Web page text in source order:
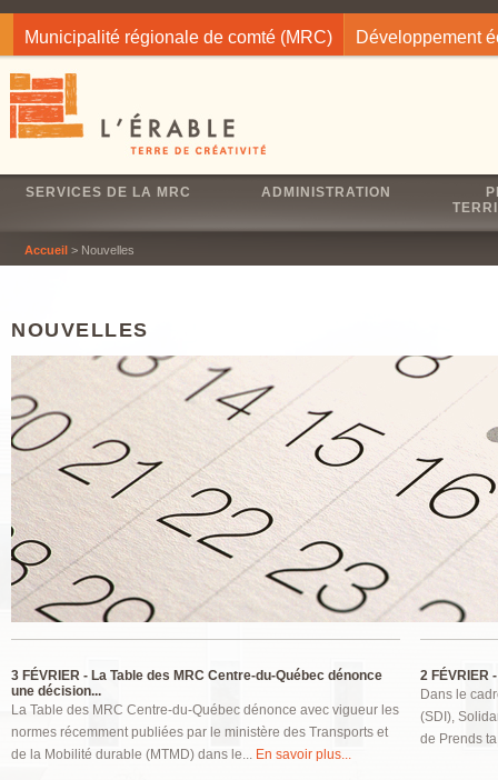
Municipalité régionale de comté (MRC) Développement
SERVICES DE LA MRC ADMINISTRATION
Accueil > Nouvelles
NOUVELLES
3 FÉVRIER - La Table des MRC Centre-du-Québec dénonce
une décision...
La Table des MRC Centre-du-Québec dénonce avec vigueur les
normes récemment publiées par le ministère des Transports et
de la Mobilité durable (MTMD) dans le... En savoir plus...
2 FÉVRIER -
Dans le
(SDI),
de Prends
Pages